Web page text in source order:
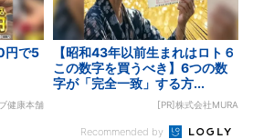
円で5
健康本舗
【昭和43年以前生まれはロト６
この数字を買うべき】6つの数
字が「完全一致」する方...
[PR]株式会社MURA
Recommended by